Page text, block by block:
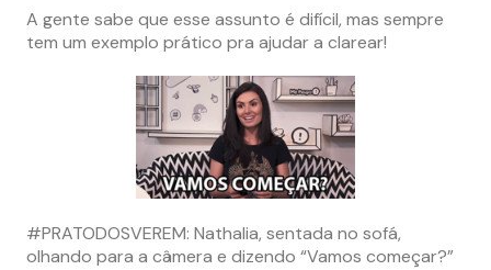
A gente sabe que esse assunto é difícil, mas sempre
tem um exemplo prático pra ajudar a clarear!
#PRATODOSVEREM: Nathalia, sentada no sofá,
olhando para a câmera e dizendo “Vamos começar?”